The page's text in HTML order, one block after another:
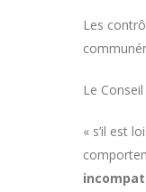
Les
Le
« s’il est